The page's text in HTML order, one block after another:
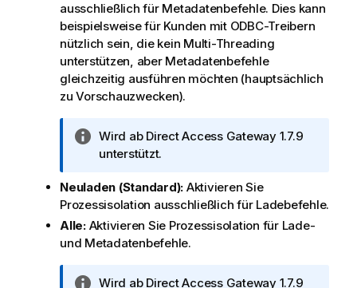
ausschließlich für Metadatenbefehle. Dies kann
beispielsweise für Kunden mit ODBC-Treibern
nützlich sein, die kein Multi-Threading
unterstützen, aber Metadatenbefehle
gleichzeitig ausführen möchten (hauptsächlich
zu Vorschauzwecken).
I
n
o
r
m
a
i
Wird ab Direct Access Gateway1.7.9
unterstützt.
Neuladen (Standard): Aktivieren Sie
Prozessisolation ausschließlich für Ladebefehle.
Alle:Aktivieren Sie Prozessisolation für Lade-
und Metadatenbefehle.
IWird ab Direct Access Gateway1.7.9